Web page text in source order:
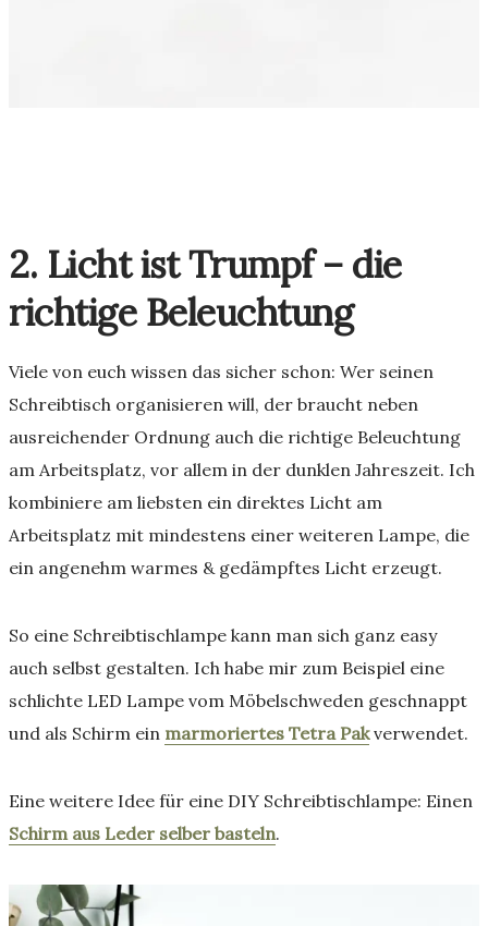
2. Licht ist Trumpf – die
richtige Beleuchtung
Viele von euch wissen das sicher schon: Wer seinen
Schreibtisch organisieren will, der braucht neben
ausreichender Ordnung auch die richtige Beleuchtung
am Arbeitsplatz, vor allem in der dunklen Jahreszeit. Ich
kombiniere am liebsten ein direktes Licht am
Arbeitsplatz mit mindestens einer weiteren Lampe, die
ein angenehm warmes & gedämpftes Licht erzeugt.
So eine Schreibtischlampe kann man sich ganz easy
auch selbst gestalten. Ich habe mir zum Beispiel eine
schlichte LED Lampe vom Möbelschweden geschnappt
und als Schirm ein marmoriertes Tetra Pakverwendet.
Eine weitere Idee für eine DIY Schreibtischlampe: Einen
Schirm aus Leder selber basteln.